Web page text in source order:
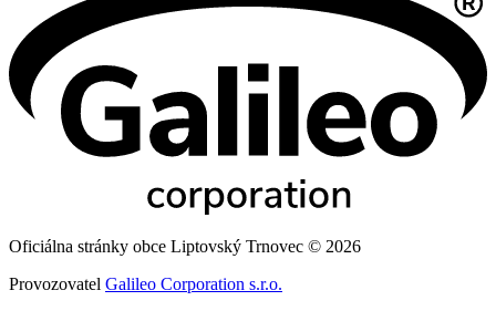
Oficiálna stránky obce Liptovský Trnovec © 2026
Provozovatel Galileo Corporation s.r.o.